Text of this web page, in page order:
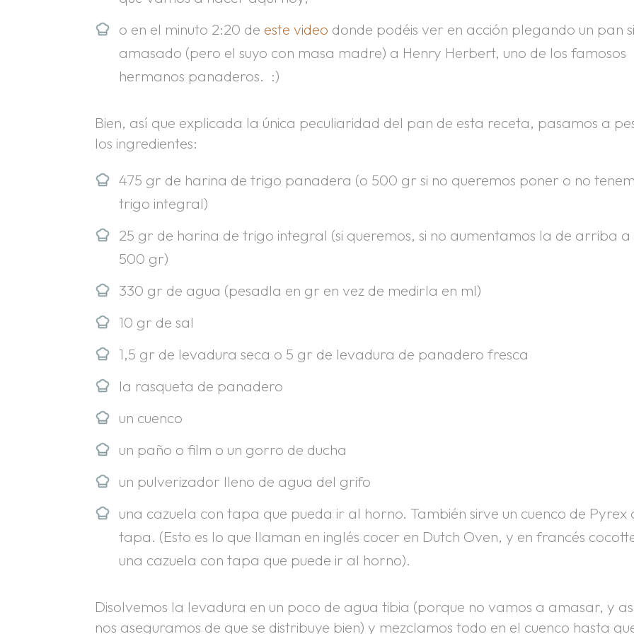
o en el minuto 2:20 de este video donde podéis ver en acción plegando un pan
amasado (pero el suyo con masa madre) a Henry Herbert, uno de los famosos
hermanos panaderos. :)
Bien, así que explicada la única peculiaridad del pan de esta receta, pasamos a
los ingredientes:
475 gr de harina de trigo panadera (o 500 gr si no queremos poner o no
trigo integral)
25 gr de harina de trigo integral (si queremos, si no aumentamos la de arriba a
500 gr)
330 gr de agua (pesadla en gr en vez de medirla en ml)
10 gr de sal
1,5 gr de levadura seca o 5 gr de levadura de panadero fresca
la rasqueta de panadero
un cuenco
un paño o film o un gorro de ducha
un pulverizador lleno de agua del grifo
una cazuela con tapa que pueda ir al horno. También sirve un cuenco de Pyrex
tapa. (Esto es lo que llaman en inglés cocer en Dutch Oven, y en francés
una cazuela con tapa que puede ir al horno).
Disolvemos la levadura en un poco de agua tibia (porque no vamos a amasar, y
nos aseguramos de que se distribuye bien) y mezclamos todo en el cuenco hasta